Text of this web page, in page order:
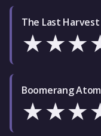
The Last Harvest
★★★
Boomerang
★★★